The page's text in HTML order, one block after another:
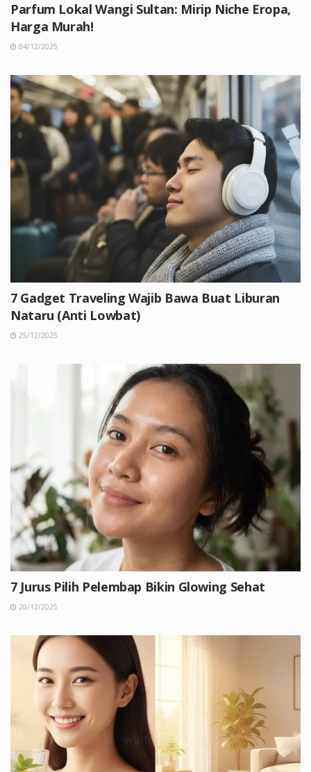
Parfum Lokal Wangi Sultan: Mirip Niche Eropa,
Harga Murah!
04/12/2025
7 Gadget Traveling Wajib Bawa Buat Liburan
Nataru (Anti Lowbat)
25/12/2025
7 Jurus Pilih Pelembap Bikin Glowing Sehat
20/12/2025